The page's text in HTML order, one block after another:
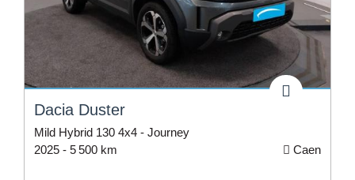
Dacia Duster
Mild Hybrid 130 4x4 - Journey
2025 - 5 500 km Caen